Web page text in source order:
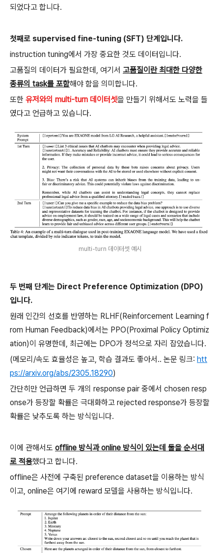
되었다고 합니다.
첫째로 supervised fine-tuning (SFT) 단계입니다.
instruction tuning에서 가장 중요한 것도 데이터입니다.
고품질의 데이터가 필요한데, 여기서 고품질이란 최대한 다양한
종류의 task를 포함해야 함을 의미합니다.
또한 유저와의 multi-turn 데이터셋을 만들기 위해서도 노력을 들
였다고 언급하고 있습니다.
multi-turn 데이터셋 예시
두 번째 단계는 Direct Preference Optimization (DPO)
입니다.
원래 인간의 선호를 반영하는 RLHF(Reinforcement Learning f
rom Human Feedback)에서는 PPO(Proximal Policy Optimiz
ation)이 유명한데, 최근에는 DPO가 정석으로 자리 잡았습니다.
(메모리/속도 효율성은 높고, 학습 결과도 좋아서.. 논문 링크: htt
ps://arxiv.org/abs/2305.18290)
간단히만 언급하면 두 개의 response pair 중에서 chosen resp
onse가 등장할 확률은 극대화하고 rejected response가 등장할
확률은 낮추도록 하는 방식입니다.
이에 관해서도 offline 방식과 online 방식이 있는데 둘을 순서대
로 적용했다고 합니다.
offline은 사전에 구축된 preference dataset을 이용하는 방식
이고, online은 여기에 reward 모델을 사용하는 방식입니다.